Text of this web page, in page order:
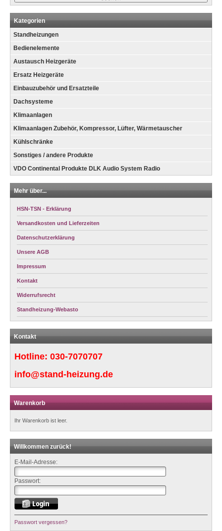
Kategorien
Standheizungen
Bedienelemente
Austausch Heizgeräte
Ersatz Heizgeräte
Einbauzubehör und Ersatzteile
Dachsysteme
Klimaanlagen
Klimaanlagen Zubehör, Kompressor, Lüfter, Wärmetauscher
Kühlschränke
Sonstiges / andere Produkte
VDO Continental Produkte DLK Audio System Radio
Mehr über...
HSN-TSN - Erklärung
Versandkosten und Lieferzeiten
Datenschutzerklärung
Unsere AGB
Impressum
Kontakt
Widerrufsrecht
Standheizung-Webasto
Kontakt
Hotline: 030-7070707
info@stand-heizung.de
Warenkorb
Ihr Warenkorb ist leer.
Willkommen zurück!
E-Mail-Adresse:
Passwort:
Passwort vergessen?